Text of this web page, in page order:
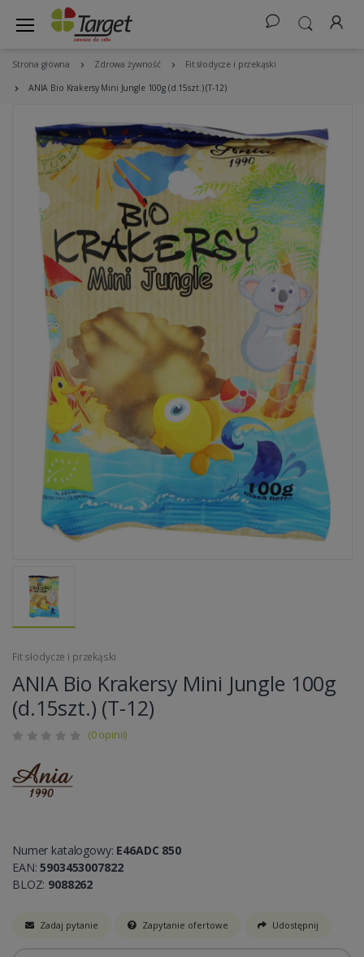
Strona główna Zdrowa żywność Fit słodycze i przekąski
ANIA Bio Krakersy Mini Jungle 100g (d.15szt.) (T-12)
Fit słodycze i przekąski
ANIA Bio Krakersy Mini Jungle 100g
(d.15szt.) (T-12)
(0 opinii)
Numer katalogowy: E46ADC 850
EAN:5903453007822
BLOZ: 9088262
Zadaj pytanie Zapytanie ofertowe Udostępnij